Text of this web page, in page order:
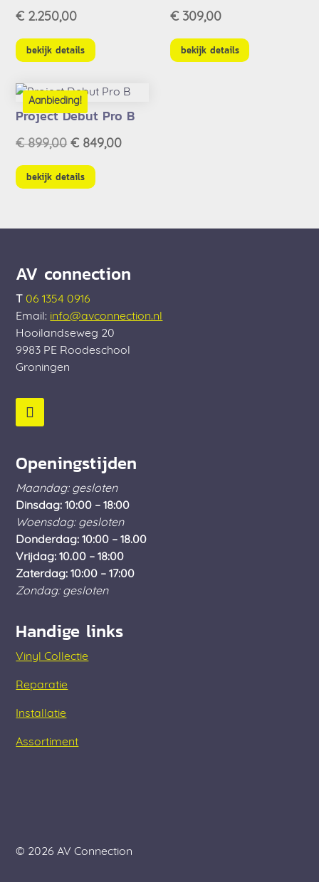
€ 2.250,00
bekijk details
€309,00
bekijk details
Aanbieding!
Project Debut Pro B
€899,00 Oorspronkelijke
was:
€ 899,00.
€ 849,00Huidige
bekijk details
AV connection
T 06 1354 0916
Email: info@avconnection.nl
Hooilandseweg 20
9983 PE Roodeschool
Groningen
Openingstijden
Maandag: gesloten
Dinsdag: 10:00 – 18:00
Woensdag: gesloten
Donderdag: 10:00 – 18.00
Vrijdag: 10.00 – 18:00
Zaterdag: 10:00 – 17:00
Zondag: gesloten
Handige links
Vinyl Collectie
Reparatie
Installatie
Assortiment
© 2026 AV Connection